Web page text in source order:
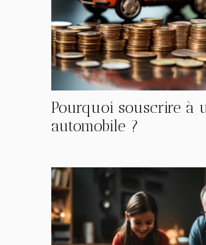
Pourquoi souscrire à
automobile ?